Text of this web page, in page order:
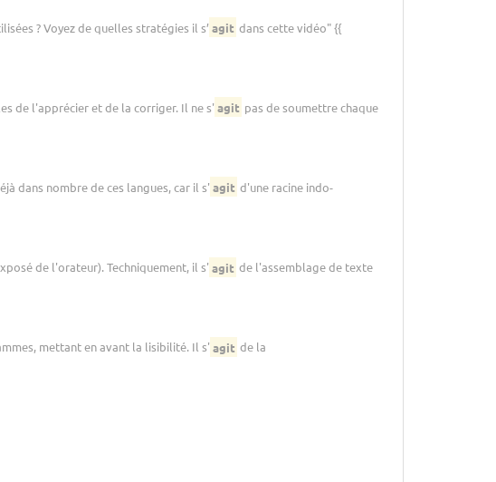
? Voyez de quelles stratégies il s’agit dans cette vidéo" {{
de l'apprécier et de la corriger. Il ne s' agit pas de soumettre chaque
dans nombre de ces langues, car il s' agit d'une racine indo-
de l'orateur). Techniquement, il s' agit de l'assemblage de texte
mettant en avant la lisibilité. Il s' agit de la